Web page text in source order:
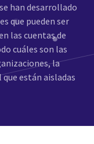
han desarrollado
que pueden ser
las cuentas de
cuáles son las
la
están aisladas